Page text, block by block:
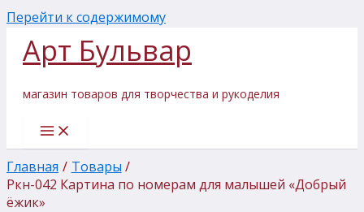
Перейти к содержимому
Арт Бульвар
магазин товаров для творчества и рукоделия
Главная
Товары
Ркн-042 Картина по номерам для малышей «Добрый
ёжик»